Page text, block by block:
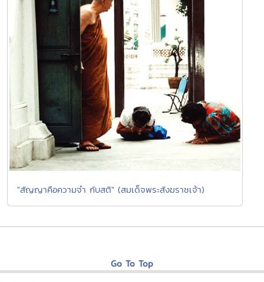
"สัญญาคือความจำ กับสติ" (สมเด็จพระสังฆราชเจ้า)
Go To Top